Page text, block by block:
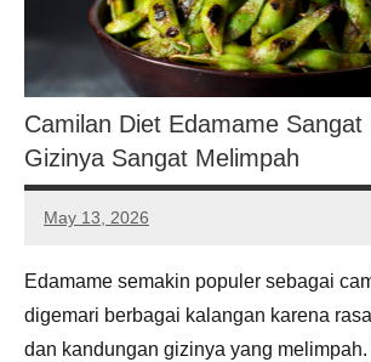
Camilan Diet Edamame Sangat
Gizinya Sangat Melimpah
May 13, 2026
Noah
Edamame semakin populer sebagai
digemari berbagai kalangan karena
dan kandungan gizinya yang